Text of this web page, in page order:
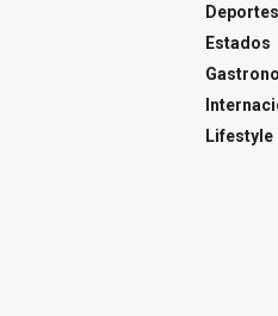
Deportes
Estados
Lifestyle